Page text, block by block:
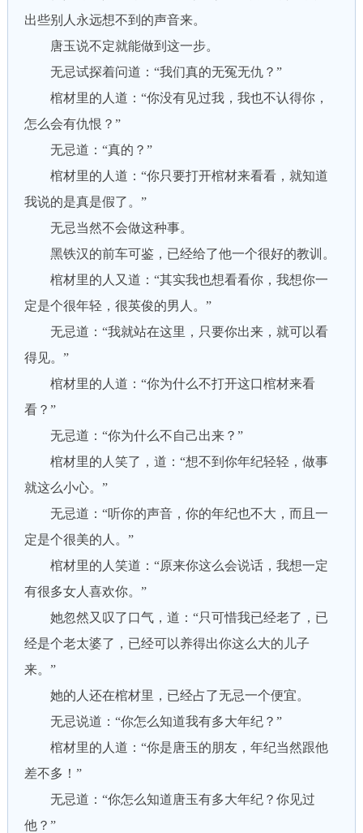
出些别人永远想不到的声音来。
唐玉说不定就能做到这一步。
无忌试探着问道：“我们真的无冤无仇？”
棺材里的人道：“你没有见过我，我也不认得你，
怎么会有仇恨？”
无忌道：“真的？”
棺材里的人道：“你只要打开棺材来看看，就知道
我说的是真是假了。”
无忌当然不会做这种事。
黑铁汉的前车可鉴，已经给了他一个很好的教训。
棺材里的人又道：“其实我也想看看你，我想你一
定是个很年轻，很英俊的男人。”
无忌道：“我就站在这里，只要你出来，就可以看
得见。”
棺材里的人道：“你为什么不打开这口棺材来看
看？”
无忌道：“你为什么不自己出来？”
棺材里的人笑了，道：“想不到你年纪轻轻，做事
就这么小心。”
无忌道：“听你的声音，你的年纪也不大，而且一
定是个很美的人。”
棺材里的人笑道：“原来你这么会说话，我想一定
有很多女人喜欢你。”
她忽然又叹了口气，道：“只可惜我已经老了，已
经是个老太婆了，已经可以养得出你这么大的儿子
来。”
她的人还在棺材里，已经占了无忌一个便宜。
无忌说道：“你怎么知道我有多大年纪？”
棺材里的人道：“你是唐玉的朋友，年纪当然跟他
差不多！”
无忌道：“你怎么知道唐玉有多大年纪？你见过
他？”